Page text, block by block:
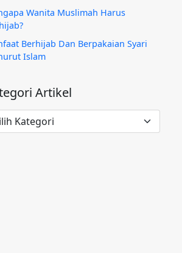
Wanita Muslimah Harus
Berhijab Dan Berpakaian Syari
Islam
Artikel